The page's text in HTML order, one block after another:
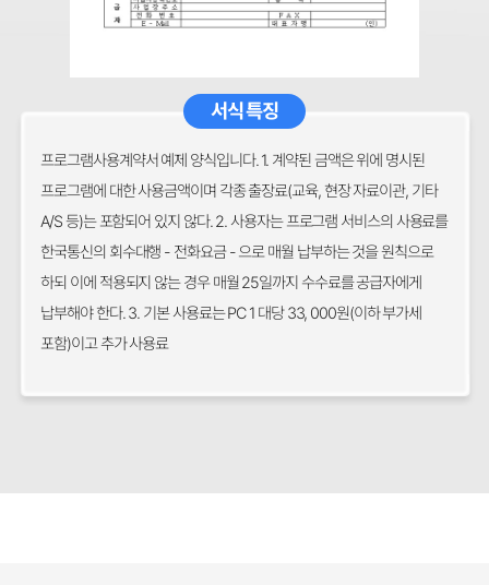
서식 특징
프로그램사용계약서 예제 양식입니다. 1. 계약된 금액은 위에 명시된
프로그램에 대한 사용금액이며 각종 출장료(교육, 현장 자료이관, 기타
A/S 등)는 포함되어 있지 않다. 2. 사용자는 프로그램 서비스의 사용료를
한국통신의 회수대행 - 전화요금 - 으로 매월 납부하는 것을 원칙으로
하되 이에 적용되지 않는 경우 매월 25일까지 수수료를 공급자에게
납부해야 한다. 3. 기본 사용료는 PC 1 대당 33, 000원(이하 부가세
포함)이고 추가 사용료